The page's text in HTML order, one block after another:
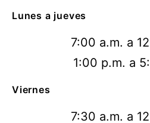
Lunes a jueves
7:00 a.m. a
1:00 p.m. a
Viernes
7:30 a.m. a